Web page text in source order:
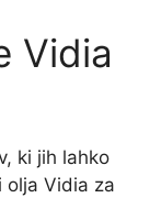
Vidia
ki jih lahko
olja Vidia za